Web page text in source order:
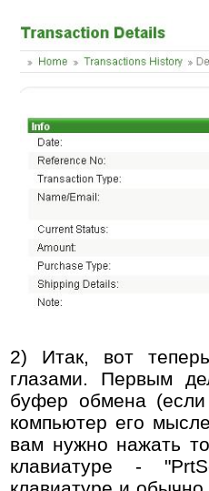
2) Итак, вот
глазами. Первым
буфер обмена
компьютер его
вам нужно нажать
клавиатуре -